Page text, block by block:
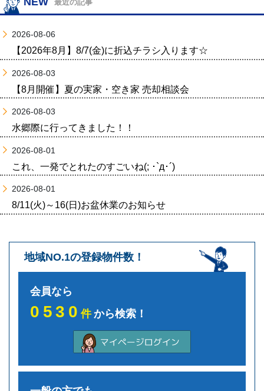
最近の記事
2026-08-06
【2026年8月】8/7(金)に折込チラシ入ります☆
2026-08-03
【8月開催】夏の実家・空き家 売却相談会
2026-08-03
水郷際に行ってきました！！
2026-08-01
これ、一発でとれたのすごいね(; ･`д･´)
2026-08-01
8/11(火)～16(日)お盆休業のお知らせ
地域NO.1の登録物件数！
会員なら
0530件から検索！